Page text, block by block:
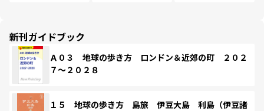
新刊ガイドブック
Ａ０３ 地球の歩き方 ロンドン＆近郊の町 ２０２
７～２０２８
１５ 地球の歩き方 島旅 伊豆大島 利島（伊豆諸